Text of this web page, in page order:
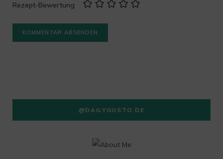
Rezept-Bewertung
@DAILYGUSTO.DE